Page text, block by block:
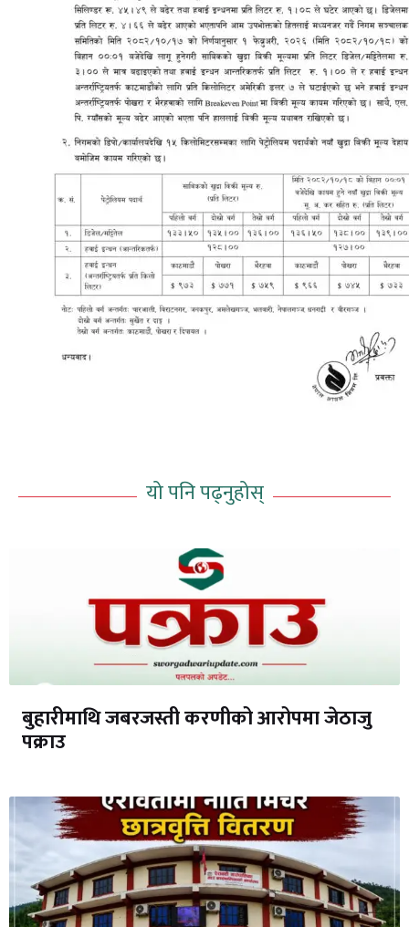
यो पनि पढ्नुहोस्
बुहारीमाथि जबरजस्ती करणीको आरोपमा जेठाजु
पक्राउ